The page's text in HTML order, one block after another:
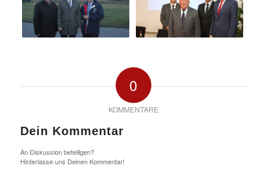
0
KOMMENTARE
Dein Kommentar
An Diskussion beteiligen?
Hinterlasse uns Deinen Kommentar!